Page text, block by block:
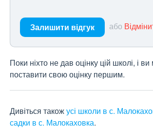
Залишити відгук або
Поки ніхто не дав оцінку цій школі, і
поставити свою оцінку першим.
Дивіться такожусі школи в с.
садки в с. Малокаховка.